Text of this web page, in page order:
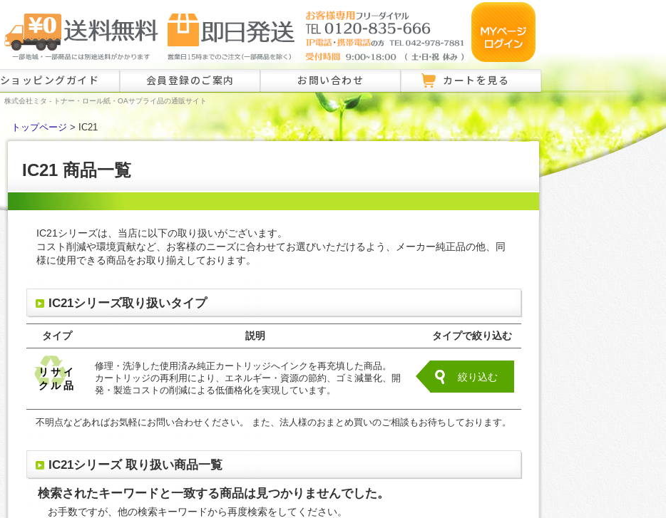
ショッピングガイド 会員登録のご案内 お問い合わせ
ロール紙特注のご相談はこちら
カートを見る
株式会社ミタ - トナー・ロール紙・OAサプライ品の通販サイト
トップページ > IC21
IC21 商品一覧
IC21シリーズは、当店に以下の取り扱いがございます。
コスト削減や環境貢献など、お客様のニーズに合わせてお選びいただけるよう、メーカー純正品の他、同
様に使用できる商品をお取り揃えしております。
IC21シリーズ取り扱いタイプ
タイプ 説明 タイプで絞り込む
リサイ
クル品
修理・洗浄した使用済み純正カートリッジへインクを再充填した商品。
カートリッジの再利用により、エネルギー・資源の節約、ゴミ減量化、開
発・製造コストの削減による低価格化を実現しています。
絞り込む
不明点などあればお気軽にお問い合わせください。 また、法人様のおまとめ買いのご相談もお待ちしております。
IC21シリーズ 取り扱い商品一覧
検索されたキーワードと一致する商品は見つかりませんでした。
お手数ですが、他の検索キーワードから再度検索をしてください。